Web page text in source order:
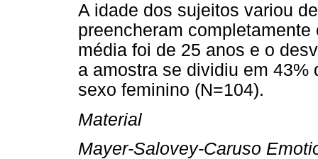
A idade dos sujeitos variou
preencheram
média foi de 25 anos e o
a amostra se dividiu em 43%
sexo feminino (N=104).
Material
Mayer-Salovey-Caruso